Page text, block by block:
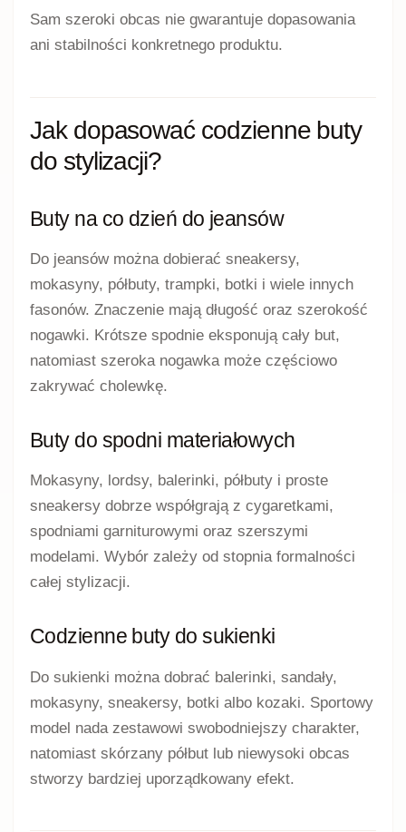
Sam szeroki obcas nie gwarantuje dopasowania
ani stabilności konkretnego produktu.
Jak dopasować codzienne buty
do stylizacji?
Buty na co dzień do jeansów
Do jeansów można dobierać sneakersy,
mokasyny, półbuty, trampki, botki i wiele innych
fasonów. Znaczenie mają długość oraz szerokość
nogawki. Krótsze spodnie eksponują cały but,
natomiast szeroka nogawka może częściowo
zakrywać cholewkę.
Buty do spodni materiałowych
Mokasyny, lordsy, balerinki, półbuty i proste
sneakersy dobrze współgrają z cygaretkami,
spodniami garniturowymi oraz szerszymi
modelami. Wybór zależy od stopnia formalności
całej stylizacji.
Codzienne buty do sukienki
Do sukienki można dobrać balerinki, sandały,
mokasyny, sneakersy, botki albo kozaki. Sportowy
model nada zestawowi swobodniejszy charakter,
natomiast skórzany półbut lub niewysoki obcas
stworzy bardziej uporządkowany efekt.